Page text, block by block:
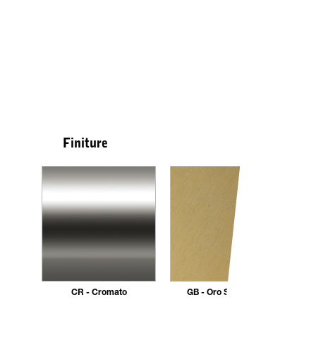
Finiture
CR - Cromato GB - Oro Spazzolato